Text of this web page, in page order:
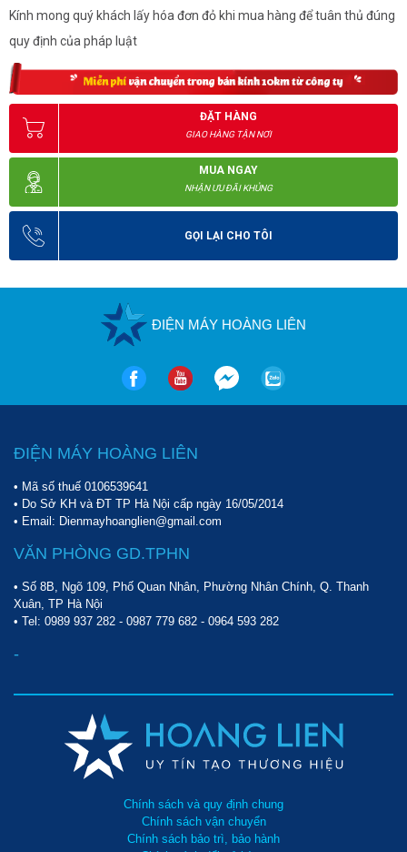
Kính mong quý khách lấy hóa đơn đỏ khi mua hàng để tuân thủ đúng
quy định của pháp luật
ĐẶT HÀNG
GIAO HÀNG TẬN NƠI
MUA NGAY
NHẬN ƯU ĐÃI KHỦNG
GỌI LẠI CHO TÔI
ĐIỆN MÁY HOÀNG LIÊN
ĐIỆN MÁY HOÀNG LIÊN
• Mã số thuế 0106539641
• Do Sở KH và ĐT TP Hà Nội cấp ngày 16/05/2014
• Email: Dienmayhoanglien@gmail.com
VĂN PHÒNG GD.TPHN
• Số 8B, Ngõ 109, Phố Quan Nhân, Phường Nhân Chính, Q. Thanh
Xuân, TP Hà Nội
• Tel: 0989 937 282 - 0987 779 682 - 0964 593 282
-
Chính sách và quy định chung
Chính sách vận chuyển
Chính sách bảo trì, bảo hành